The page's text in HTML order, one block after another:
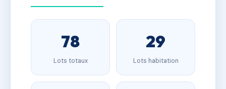
78
Lots totaux
29
Lots habitation